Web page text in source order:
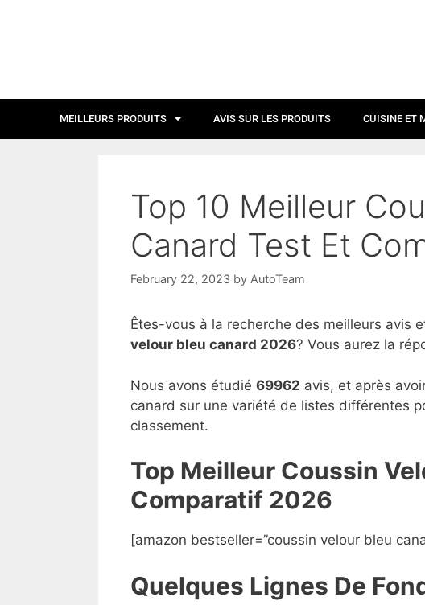
MEILLEURS PRODUITS AVIS SUR LES PRODUITS CUISINE ET
Top 10 Meilleur
Canard Test Et
February 22, 2023 by AutoTeam
Êtes-vous à la recherche des meilleurs avis
velour bleu canard 2026? Vous aurez la
Nous avons étudié 69962 avis, et après
canard sur une variété de listes différentes
classement.
Top Meilleur Coussin
Comparatif 2026
[amazon bestseller=”coussin velour bleu
Quelques Lignes De